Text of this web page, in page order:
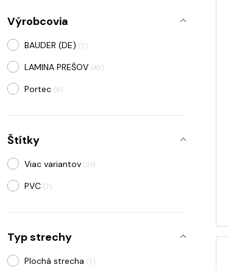
Výrobcovia
BAUDER (DE) (7)
LAMINA PREŠOV (45)
Portec (8)
Štítky
Viac variantov (21)
PVC (7)
Typ strechy
Plochá strecha (7)